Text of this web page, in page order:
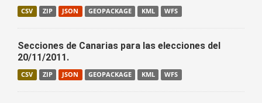
CSV ZIP JSON GEOPACKAGE KML WFS
Secciones de Canarias para las elecciones del
20/11/2011.
CSV ZIP JSON GEOPACKAGE KML WFS